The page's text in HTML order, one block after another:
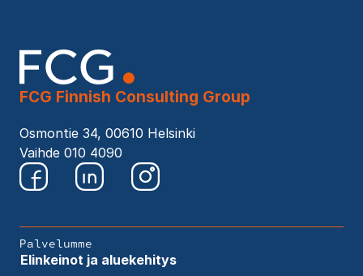
FCG Finnish Consulting Group
Osmontie 34, 00610 Helsinki
Vaihde 010 4090
Palvelumme
Elinkeinot ja aluekehitys